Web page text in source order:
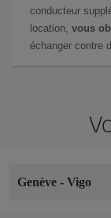
conducteur
location, vous
échanger contre
Genève - Vigo